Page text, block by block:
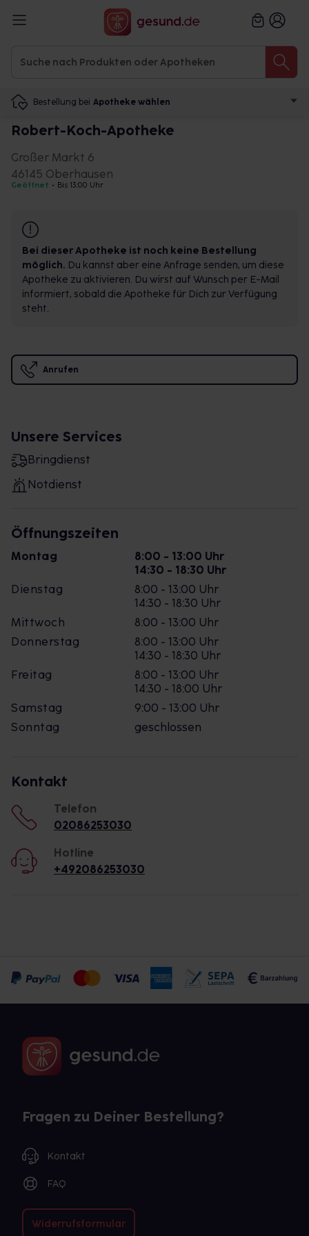
Bestellung bei Apotheke wählen
Robert-Koch-Apotheke
Großer Markt 6
46145 Oberhausen
Geöffnet • Bis 13:00 Uhr
Bei dieser Apotheke ist noch keine Bestellung
möglich. Du kannst aber eine Anfrage senden, um diese
Apotheke zu aktivieren. Du wirst auf Wunsch per E-Mail
informiert, sobald die Apotheke für Dich zur Verfügung
steht.
Anrufen
Unsere Services
Bringdienst
Notdienst
Öffnungszeiten
Montag
8:00 - 13:00 Uhr
14:30 - 18:30 Uhr
Dienstag
8:00 - 13:00 Uhr
14:30 - 18:30 Uhr
Mittwoch
8:00 - 13:00 Uhr
Donnerstag
8:00 - 13:00 Uhr
14:30 - 18:30 Uhr
Freitag
8:00 - 13:00 Uhr
14:30 - 18:00 Uhr
Samstag
9:00 - 13:00 Uhr
Sonntag
geschlossen
Kontakt
Telefon
02086253030
Hotline
+492086253030
Fragen zu Deiner Bestellung?
Kontakt
FAQ
Widerrufsformular